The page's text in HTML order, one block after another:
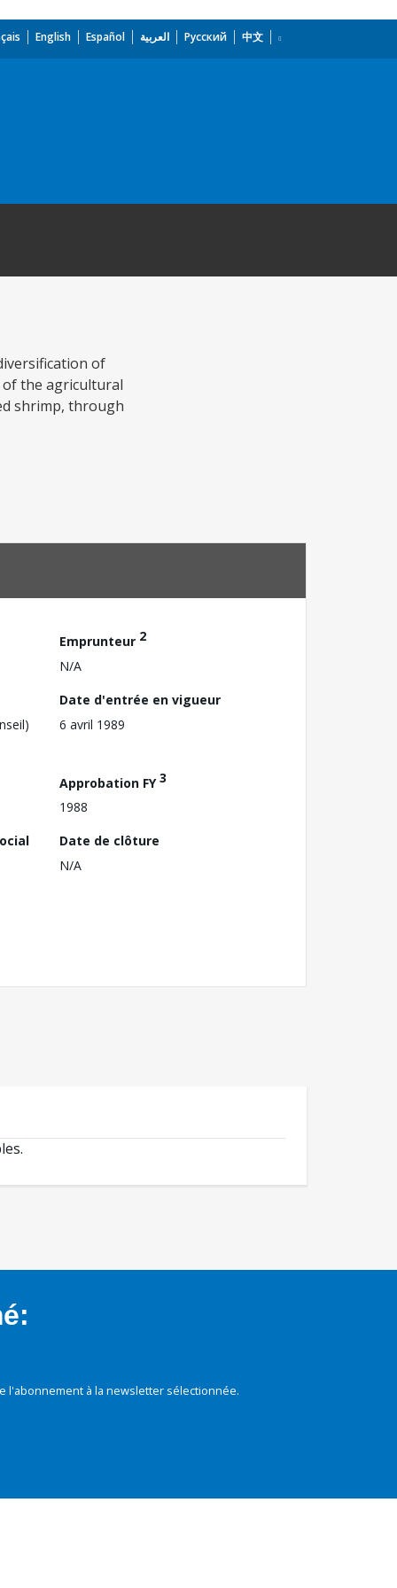
English Español العربية Русский 中文
of
of the agricultural
shrimp, through
Emprunteur 2
N/A
Date d'entrée en vigueur
6 avril 1989
Approbation FY3
1988
Date de clôture
N/A
à la newsletter sélectionnée.